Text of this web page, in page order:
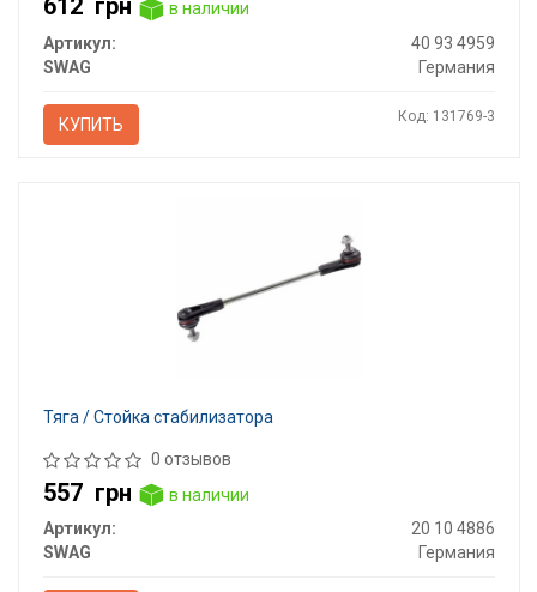
612 грн
в наличии
Артикул:
40 93 4959
SWAG
Германия
КУПИТЬ Код: 131769-3
Тяга / Стойка стабилизатора
0 отзывов
557 грн
в наличии
Артикул:
20 10 4886
SWAG
Германия